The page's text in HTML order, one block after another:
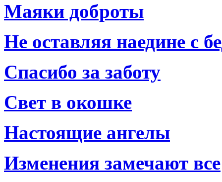
Маяки доброты
Не оставляя наедине с
Спасибо за заботу
Свет в окошке
Настоящие ангелы
Изменения замечают все